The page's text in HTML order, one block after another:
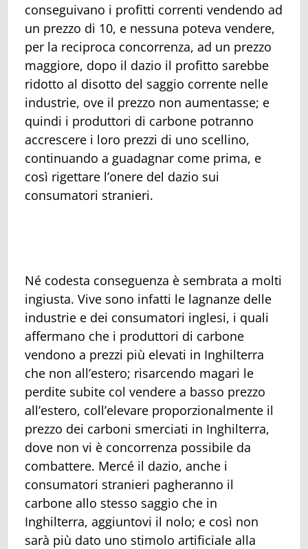
conseguivano i profitti correnti vendendo ad
un prezzo di 10, e nessuna poteva vendere,
per la reciproca concorrenza, ad un prezzo
maggiore, dopo il dazio il profitto sarebbe
ridotto al disotto del saggio corrente nelle
industrie, ove il prezzo non aumentasse; e
quindi i produttori di carbone potranno
accrescere i loro prezzi di uno scellino,
continuando a guadagnar come prima, e
così rigettare l’onere del dazio sui
consumatori stranieri.
Né codesta conseguenza è sembrata a molti
ingiusta. Vive sono infatti le lagnanze delle
industrie e dei consumatori inglesi, i quali
affermano che i produttori di carbone
vendono a prezzi più elevati in Inghilterra
che non all’estero; risarcendo magari le
perdite subite col vendere a basso prezzo
all’estero, coll’elevare proporzionalmente il
prezzo dei carboni smerciati in Inghilterra,
dove non vi è concorrenza possibile da
combattere. Mercé il dazio, anche i
consumatori stranieri pagheranno il
carbone allo stesso saggio che in
Inghilterra, aggiuntovi il nolo; e così non
sarà più dato uno stimolo artificiale alla